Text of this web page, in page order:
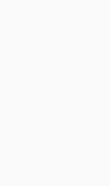
Lithium-ion
và hiệu suất
trình kiểm tra
an toàn cho
lượng cho